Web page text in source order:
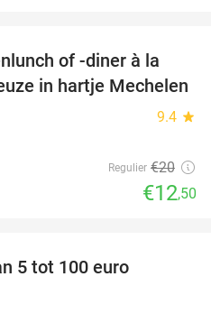
38%
of -diner à la
in hartje Mechelen
9.4 star
Regulier €20
€12,50
5 tot 100 euro